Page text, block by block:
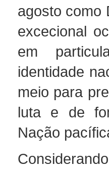
agosto como
excecional
em
identidade
meio para
luta e de
Nação